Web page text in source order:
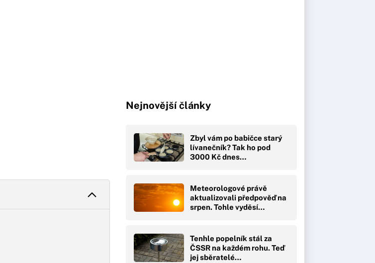
Nejnovější články
Zbyl vám po babičce starý
lívanečník? Tak ho pod
3000 Kč dnes…
Meteorologové právě
aktualizovali předpověď na
srpen. Tohle vyděsí…
Tenhle popelník stál za
ČSSR na každém rohu. Teď
jej sběratelé…